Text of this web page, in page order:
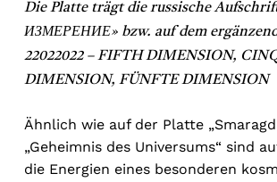
Die Platte trägt die russische
ИЗМЕРЕНИЕ» bzw. auf dem
22022022 – FIFTH DIMENSION,
DIMENSION, FÜNFTE DIMENSION
Ähnlich wie auf der Platte
„Geheimnis des Universums“ sind
die Energien eines besonderen